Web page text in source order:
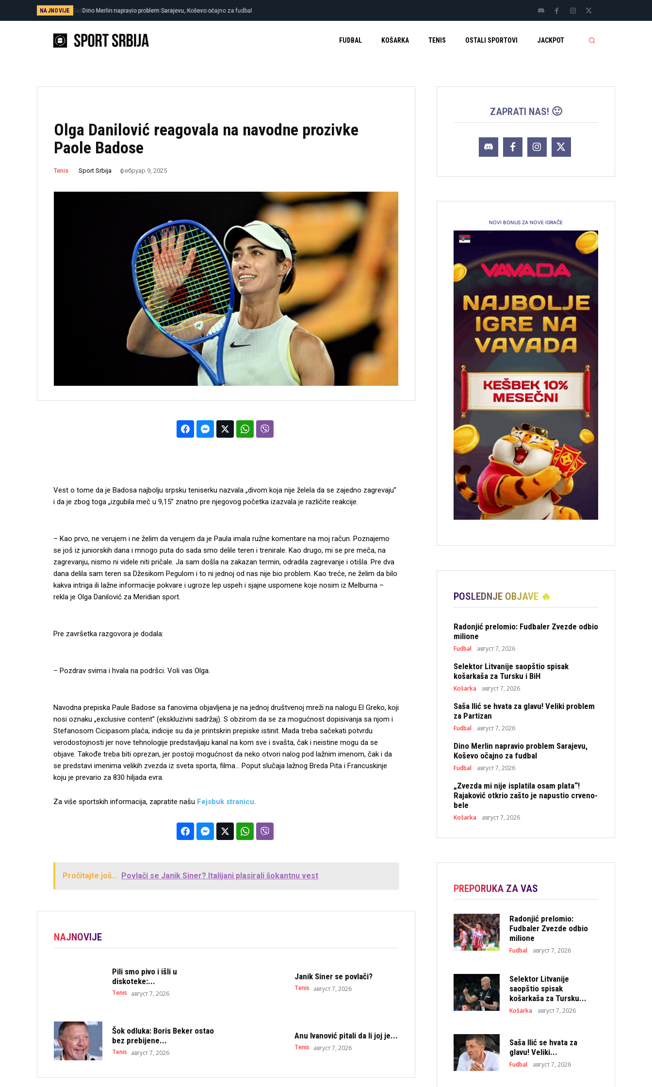
NAJNOVIJE Dino Merlin napravio problem Sarajevu, Koševo očajno za fudbal
FUDBAL KOŠARKA TENIS OSTALI SPORTOVI JACKPOT
Olga Danilović reagovala na navodne prozivke
Paole Badose
Tenis Sport Srbija фебруар 9, 2025
Vest o tome da je Badosa najbolju srpsku teniserku nazvala „divom koja nije želela da se zajedno zagrevaju”
i da je zbog toga „izgubila meč u 9,15” znatno pre njegovog početka izazvala je različite reakcije.
– Kao prvo, ne verujem i ne želim da verujem da je Paula imala ružne komentare na moj račun. Poznajemo
se još iz juniorskih dana i mnogo puta do sada smo delile teren i trenirale. Kao drugo, mi se pre meča, na
zagrevanju, nismo ni videle niti pričale. Ja sam došla na zakazan termin, odradila zagrevanje i otišla. Pre dva
dana delila sam teren sa Džesikom Pegulom i to ni jednoj od nas nije bio problem. Kao treće, ne želim da bilo
kakva intriga ili lažne informacije pokvare i ugroze lep uspeh i sjajne uspomene koje nosim iz Melburna –
rekla je Olga Danilović za Meridian sport.
Pre završetka razgovora je dodala:
– Pozdrav svima i hvala na podršci. Voli vas Olga.
Navodna prepiska Paule Badose sa fanovima objavljena je na jednoj društvenoj mreži na nalogu El Greko, koji
nosi oznaku „exclusive content” (ekskluzivni sadržaj). S obzirom da se za mogućnost dopisivanja sa njom i
Stefanosom Cicipasom plaća, indicije su da je printskrin prepiske istinit. Mada treba sačekati potvrdu
verodostojnosti jer nove tehnologije predstavljaju kanal na kom sve i svašta, čak i neistine mogu da se
objave. Takođe treba biti oprezan, jer postoji mogućnost da neko otvori nalog pod lažnim imenom, čak i da
se predstavi imenima velikih zvezda iz sveta sporta, filma… Poput slučaja lažnog Breda Pita i Francuskinje
koju je prevario za 830 hiljada evra.
Za više sportskih informacija, zapratite našu Fejsbuk stranicu.
Pročitajte još... Povlači se Janik Siner? Italijani plasirali šokantnu vest
NAJNOVIJE
Pili smo pivo i išli u
diskoteke:...
Tenis август 7, 2026
Janik Siner se povlači?
Tenis август 7, 2026
Šok odluka: Boris Beker ostao
bez prebijene...
Tenis август 7, 2026
Anu Ivanović pitali da li joj je...
Tenis август 7, 2026
ZAPRATI NAS! 🙂
NOVI BONUS ZA NOVE IGRAČE
POSLEDNJE OBJAVE 🔥
Radonjić prelomio: Fudbaler Zvezde odbio
milione
Fudbal август 7, 2026
Selektor Litvanije saopštio spisak
košarkaša za Tursku i BiH
Košarka август 7, 2026
Saša Ilić se hvata za glavu! Veliki problem
za Partizan
Fudbal август 7, 2026
Dino Merlin napravio problem Sarajevu,
Koševo očajno za fudbal
Fudbal август 7, 2026
„Zvezda mi nije isplatila osam plata“!
Rajaković otkrio zašto je napustio crveno-
bele
Košarka август 7, 2026
PREPORUKA ZA VAS
Radonjić prelomio:
Fudbaler Zvezde odbio
milione
Fudbal август 7, 2026
Selektor Litvanije
saopštio spisak
košarkaša za Tursku...
Košarka август 7, 2026
Saša Ilić se hvata za
glavu! Veliki...
Fudbal август 7, 2026